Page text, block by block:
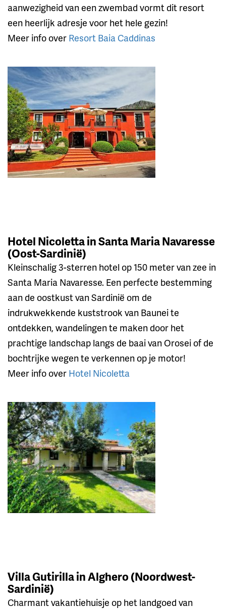
aanwezigheid van een zwembad vormt dit resort
een heerlijk adresje voor het hele gezin!
Meer info over Resort Baia Caddinas
Hotel Nicoletta in Santa Maria Navaresse
(Oost-Sardinië)
Kleinschalig 3-sterren hotel op 150 meter van zee in
Santa Maria Navaresse. Een perfecte bestemming
aan de oostkust van Sardinië om de
indrukwekkende kuststrook van Baunei te
ontdekken, wandelingen te maken door het
prachtige landschap langs de baai van Orosei of de
bochtrijke wegen te verkennen op je motor!
Meer info over Hotel Nicoletta
Villa Gutirilla in Alghero (Noordwest-
Sardinië)
Charmant vakantiehuisje op het landgoed van